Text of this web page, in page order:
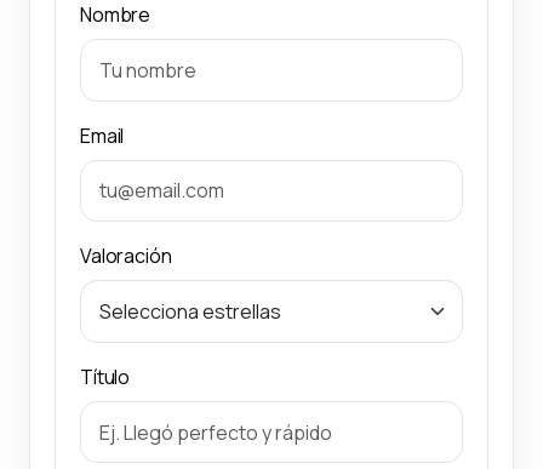
Nombre
Email
Valoración
Título